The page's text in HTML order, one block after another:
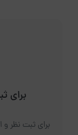
برای
برای ثبت نظر و